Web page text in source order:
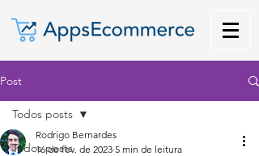
Post
Todos posts
Todos posts
Rodrigo Bernardes
16 de fev. de 2023 5 min de leitura